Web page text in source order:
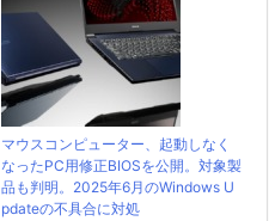
マウスコンピューター、起動しなく
なったPC用修正BIOSを公開。対象製
品も判明。2025年6月のWindows U
pdateの不具合に対処